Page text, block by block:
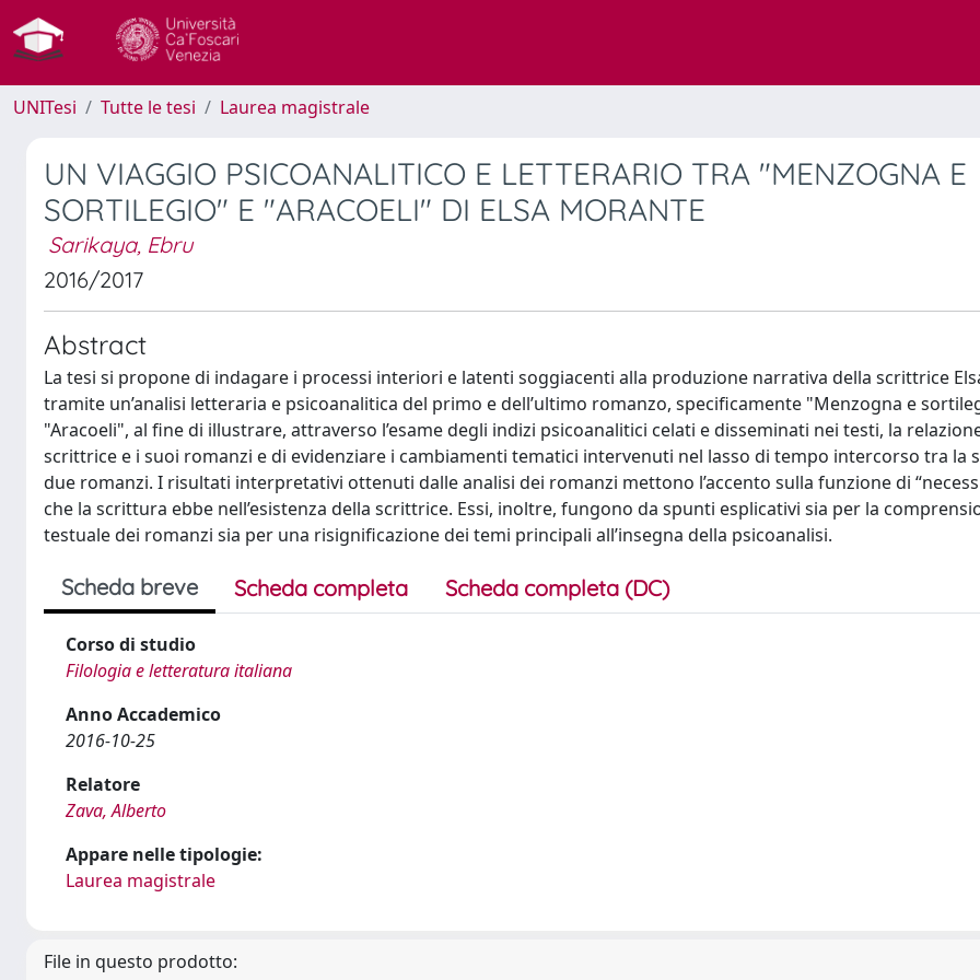
UNITesi Tutte le tesi Laurea magistrale
UN VIAGGIO PSICOANALITICO E LETTERARIO TRA "MENZOGNA E
SORTILEGIO" E "ARACOELI" DI ELSA MORANTE
Sarikaya, Ebru
2016/2017
Abstract
La tesi si propone di indagare i processi interiori e latenti soggiacenti alla produzione narrativa della scrittrice
tramite un’analisi letteraria e psicoanalitica del primo e dell’ultimo romanzo, specificamente "Menzogna e
"Aracoeli", al fine di illustrare, attraverso l’esame degli indizi psicoanalitici celati e disseminati nei testi, la
scrittrice e i suoi romanzi e di evidenziare i cambiamenti tematici intervenuti nel lasso di tempo intercorso tra la
due romanzi. I risultati interpretativi ottenuti dalle analisi dei romanzi mettono l’accento sulla funzione di
che la scrittura ebbe nell’esistenza della scrittrice. Essi, inoltre, fungono da spunti esplicativi sia per la
testuale dei romanzi sia per una risignificazione dei temi principali all’insegna della psicoanalisi.
Scheda breve Scheda completa Scheda completa (DC)
Corso di studio
Filologia e letteratura italiana
Anno Accademico
2016-10-25
Relatore
Zava, Alberto
Appare nelle tipologie:
Laurea magistrale
File in questo prodotto: